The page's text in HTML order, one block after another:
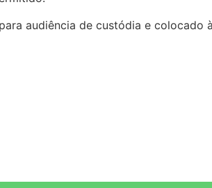
audiência de custódia e colocado